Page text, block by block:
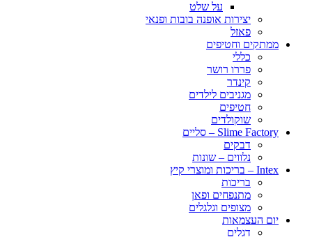
על שלט
יצירות אופנה בובות ופנאי
פאזל
ממתקים וחטיפים
כללי
פררו רושר
קינדר
מגניבים לילדים
חטיפים
שוקולדים
Slime Factory – סליים
דבקים
נלווים – שונות
Intex – בריכות ומוצרי קיץ
בריכות
מתנפחים ופאן
מצופים וגלגלים
יום העצמאות
דגלים